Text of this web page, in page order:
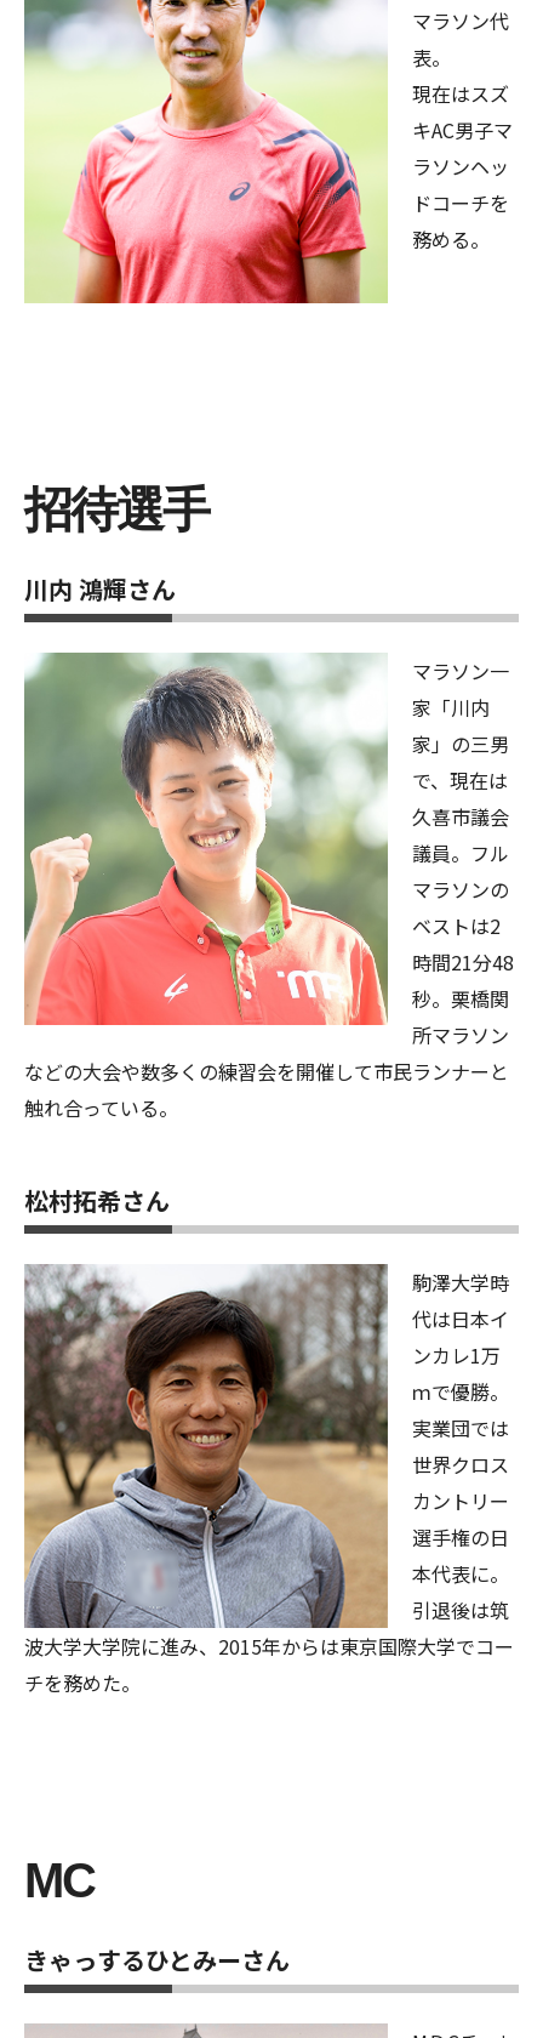
マラソン代
表。
現在はスズ
キAC男子マ
ラソンヘッ
ドコーチを
務める。
招待選手
川内 鴻輝さん
マラソン一
家「川内
家」の三男
で、現在は
久喜市議会
議員。フル
マラソンの
ベストは2
時間21分48
秒。栗橋関
所マラソン
などの大会や数多くの練習会を開催して市民ランナーと
触れ合っている。
松村拓希さん
駒澤大学時
代は日本イ
ンカレ1万
ｍで優勝。
実業団では
世界クロス
カントリー
選手権の日
本代表に。
引退後は筑
波大学大学院に進み、2015年からは東京国際大学でコー
チを務めた。
MC
きゃっするひとみーさん